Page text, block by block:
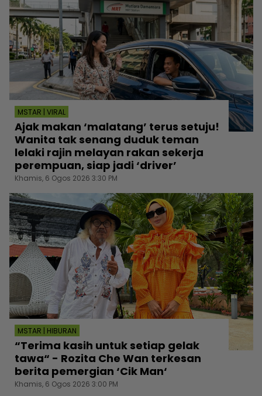
MSTAR | VIRAL
Ajak makan ‘malatang’ terus setuju!
Wanita tak senang duduk teman
lelaki rajin melayan rakan sekerja
perempuan, siap jadi ‘driver’
Khamis, 6 Ogos 2026 3:30 PM
MSTAR | HIBURAN
“Terima kasih untuk setiap gelak
tawa“ - Rozita Che Wan terkesan
berita pemergian ‘Cik Man‘
Khamis, 6 Ogos 2026 3:00 PM